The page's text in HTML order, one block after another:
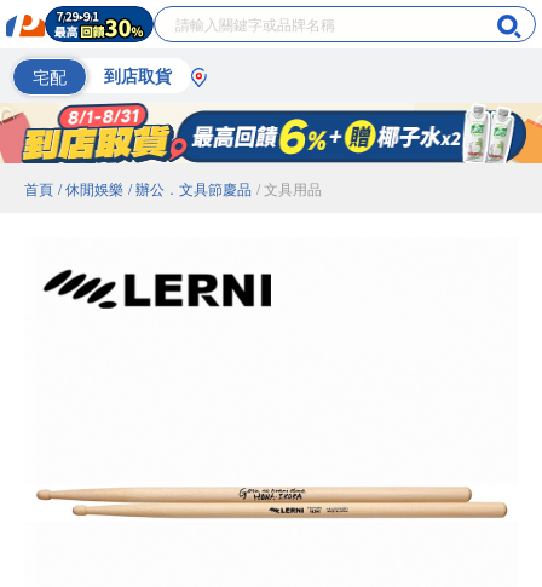
宅配 到店取貨
首頁 / 休閒娛樂 / 辦公．文具節慶品 / 文具用品